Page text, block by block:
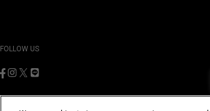
FOLLOW US